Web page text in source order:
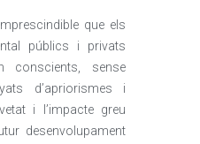
que els
públics i privats
conscients, sense
d’apriorismes i
i l’impacte greu
desenvolupament